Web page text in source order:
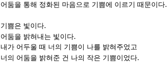
어둠을 통해 정화된 마음으로 기쁨에 이르기 때문이다.
기쁨은 빛이다.
어둠을 밝혀내는 빛이다.
내가 어두울 때 너의 기쁨이 나를 밝혀주었고
너의 어둠을 밝혀준 건 나의 작은 기쁨이었다.